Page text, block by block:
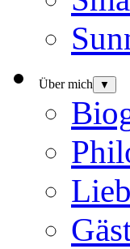
Über mich ▼